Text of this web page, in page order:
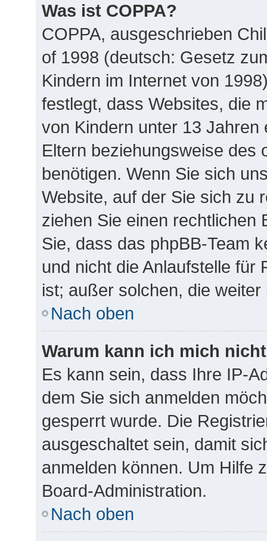
Was ist COPPA?
COPPA, ausgeschrieben
of 1998 (deutsch: Gesetz
Kindern im Internet von
festlegt, dass Websites, die
von Kindern unter 13
Eltern beziehungsweise des
benötigen. Wenn Sie sich
Website, auf der Sie sich zu
ziehen Sie einen rechtlichen
Sie, dass das phpBB-Team
und nicht die Anlaufstelle für
ist; außer solchen, die
Nach oben
Warum kann ich mich
Es kann sein, dass Ihre IP-
dem Sie sich anmelden
gesperrt wurde. Die
ausgeschaltet sein, damit
anmelden können. Um Hilfe
Board-Administration.
Nach oben